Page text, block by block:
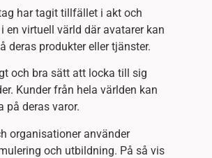
har tagit tillfället i akt och
en virtuell värld där avatarer kan
deras produkter eller tjänster.
och bra sätt att locka till sig
Kunder från hela världen kan
på deras varor.
organisationer använder
och utbildning. På så vis